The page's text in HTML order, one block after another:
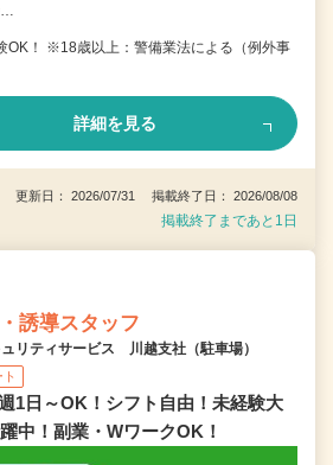
OK！ ※18歳以上：警備業法による（例外事
詳細を見る
更新日： 2026/07/31 掲載終了日： 2026/08/08
掲載終了まであと1日
誘導スタッフ
リティサービス 川越支社（駐車場）
ト
1日～OK！シフト自由！未経験大
中！副業・WワークOK！